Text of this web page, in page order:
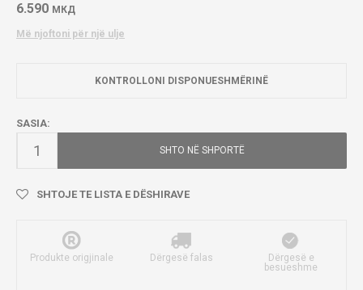
6.590 МКД
Më njoftoni për një ulje
KONTROLLONI DISPONUESHMËRINË
SASIA:
SHTO NË SHPORTË
SHTOJE TE LISTA E DËSHIRAVE
Produkte origjinale Dërgesë falas
Dërgesë e
besueshme